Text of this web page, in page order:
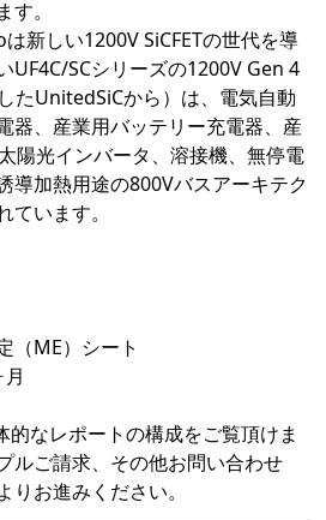
。
新しい1200V SiCFETの世代を導
UF4C/SCシリーズの1200V Gen 4
たUnitedSiCから）は、電気自動
器、産業用バッテリー充電器、産
陽光インバータ、溶接機、無停電
導加熱用途の800Vバスアーキテク
います。
（ME）シート
なレポートの構成をご覧頂けま
ルご請求、その他お問い合わせ
お進みください。